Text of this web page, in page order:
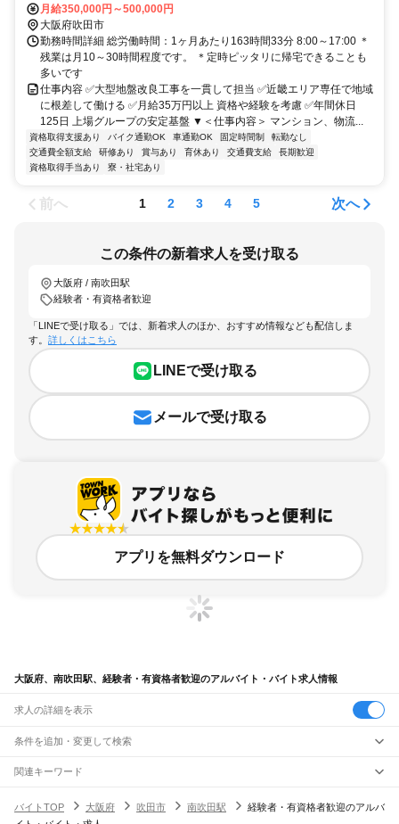
月給350,000円～500,000円
大阪府吹田市
勤務時間詳細 総労働時間：1ヶ月あたり163時間33分 8:00～17:00 ＊
残業は月10～30時間程度です。 ＊定時ピッタリに帰宅できることも
多いです
仕事内容 ✅大型地盤改良工事を一貫して担当 ✅近畿エリア専任で地域
に根差して働ける ✅月給35万円以上 資格や経験を考慮 ✅年間休日
125日 上場グループの安定基盤 ▼＜仕事内容＞ マンション、物流...
資格取得支援あり バイク通勤OK 車通勤OK 固定時間制
転勤なし
交通費全額支給
研修あり 賞与あり 育休あり 交通費支給
長期歓迎
資格取得手当あり
寮・社宅あり
前へ 1 2 3 4 5 次へ
この条件の新着求人を受け取る
大阪府 / 南吹田駅
経験者・有資格者歓迎
「LINEで受け取る」では、新着求人のほか、おすすめ情報なども配信しま
す。 詳しくはこちら
LINEで受け取る
メールで受け取る
アプリを無料ダウンロード
大阪府、南吹田駅、経験者・有資格者歓迎のアルバイト・バイト求人情報
求人の詳細を表示
条件を追加・変更して検索
市区町村を追加・変更
大阪府すべて
駅を追加・変更
関連キーワード
バイトTOP
大阪府 吹田市 南吹田駅
経験者・有資格者歓迎のアルバ